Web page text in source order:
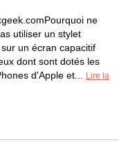
ne
utiliser un stylet
un écran capacitif
dont sont dotés les
d'Apple et...
Lire la